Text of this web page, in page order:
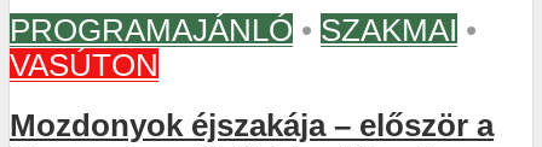
PROGRAMAJÁNLÓ • SZAKMAI •
VASÚTON
Mozdonyok éjszakája – először a